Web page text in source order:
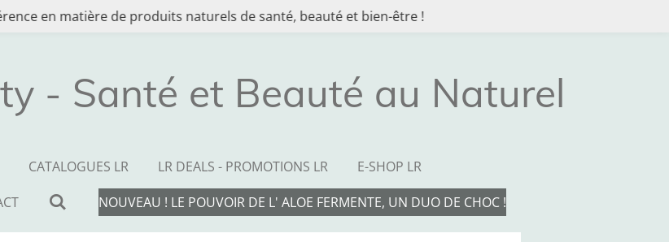
en matière de produits naturels de santé, beauté et bien-être !
- Santé et Beauté au Naturel
CATALOGUES LR LR DEALS - PROMOTIONS LR
E-SHOP LR
NOUVEAU ! LE POUVOIR DE L' ALOE FERMENTE, UN DUO DE CHOC !